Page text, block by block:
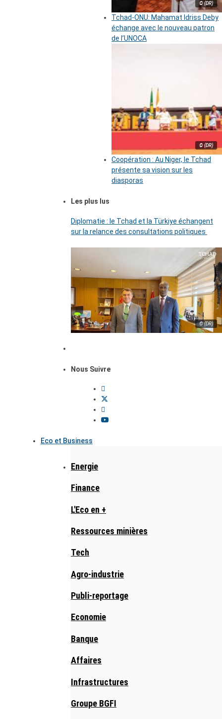
© (DR)
Tchad-ONU: Mahamat Idriss Deby
échange avec le nouveau patron
de l’UNOCA
© (DR)
Coopération : Au Niger, le Tchad
présente sa vision sur les
diasporas
Les plus lus
Diplomatie : le Tchad et la Türkiye échangent
sur la relance des consultations politiques
© (DR)
Nous Suivre
Eco et Business
Energie
Finance
L'Eco en +
Ressources minières
Tech
Agro-industrie
Publi-reportage
Economie
Banque
Affaires
Infrastructures
Groupe BGFI